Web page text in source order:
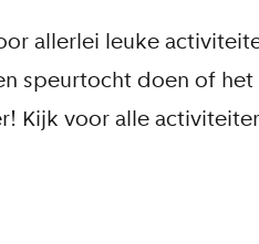
allerlei leuke
speurtocht doen of het
Kijk voor alle